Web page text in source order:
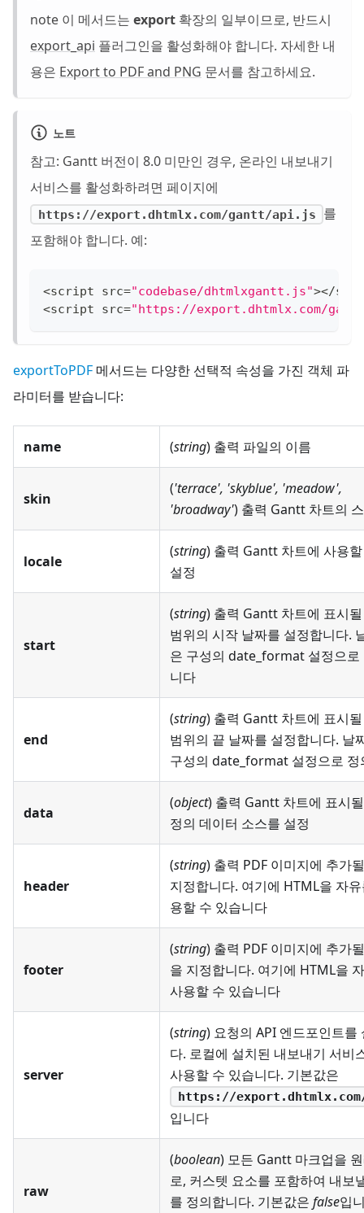
note 이 메서드는 export 확장의 일부이므로, 반드시
export_api 플러그인을 활성화해야 합니다. 자세한 내
용은 Export to PDF and PNG 문서를 참고하세요.
노트
참고: Gantt 버전이 8.0 미만인 경우, 온라인 내보내기
서비스를 활성화하려면 페이지에
https://export.dhtmlx.com/gantt/api.js
를
포함해야 합니다. 예:
<script src="codebase/dhtmlxgantt.js"></
<script src="https://export.dhtmlx.com/
exportToPDF 메서드는 다양한 선택적 속성을 가진 객체 파
라미터를 받습니다:
name (string) 출력 파일의 이름
skin
('terrace', 'skyblue', 'meadow',
'broadway') 출력 Gantt 차트의
locale
(string) 출력 Gantt 차트에 사용
설정
start
(string) 출력 Gantt 차트에 표시
범위의 시작 날짜를 설정합니다.
은 구성의 date_format 설정으로
니다
end
(string) 출력 Gantt 차트에 표시
범위의 끝 날짜를 설정합니다. 날
구성의 date_format 설정으로 정
data
(object) 출력 Gantt 차트에 표시
정의 데이터 소스를 설정
header
(string) 출력 PDF 이미지에 추가
지정합니다. 여기에 HTML을 자
용할 수 있습니다
footer
(string) 출력 PDF 이미지에 추가
을 지정합니다. 여기에 HTML을
사용할 수 있습니다
server
(string) 요청의 API 엔드포인트를
다. 로컬에 설치된 내보내기 서비
사용할 수 있습니다. 기본값은
https://
입니다
raw
(boolean) 모든 Gantt 마크업을
로, 커스텟 요소를 포함하여 내보
를 정의합니다. 기본값은 false입